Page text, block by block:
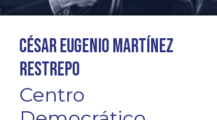
César Eugenio Martínez
Restrepo
Centro